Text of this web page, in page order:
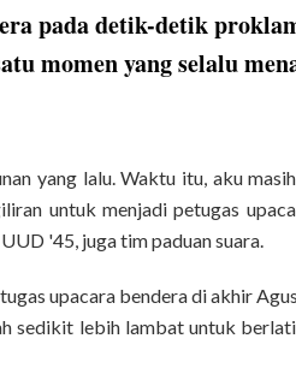
pada detik-detik
momen yang selalu
yang lalu. Waktu itu, aku
untuk menjadi petugas
'45, juga tim paduan suara.
upacara bendera di akhir
sedikit lebih lambat untuk